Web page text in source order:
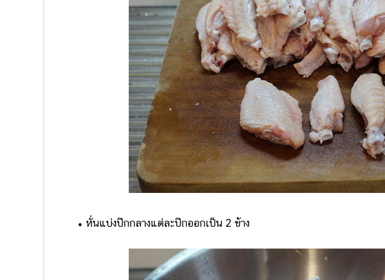
• หั่นแบ่งปีกกลางแต่ละปีกออกเป็น 2 ข้าง